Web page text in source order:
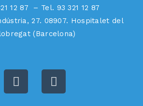
12 87 – Tel. 93 321 12 87
27. 08907. Hospitalet del
(Barcelona)